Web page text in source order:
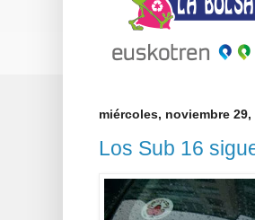
miércoles, noviembre 29,
Los Sub 16